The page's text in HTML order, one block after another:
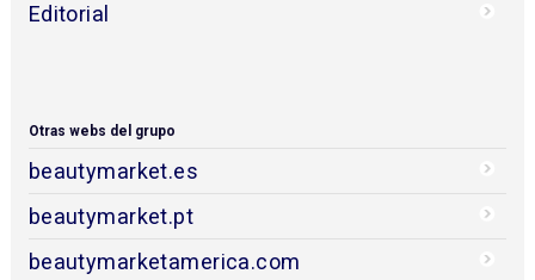
Editorial
Otras webs del grupo
beautymarket.es
beautymarket.pt
beautymarketamerica.com